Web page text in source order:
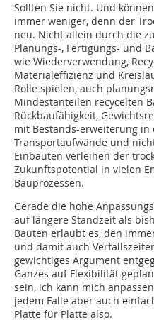
Sollten Sie nicht. Und
immer weniger, denn der
neu. Nicht allein durch die
Planungs-, Fertigungs- und
wie Wiederverwendung,
Materialeffizienz und
Rolle spielen, auch
Mindestanteilen recycelten
Rückbaufähigkeit,
mit Bestands-erweiterung
Transportaufwände und
Einbauten verleihen der
Zukunftspotential in vielen
Bauprozessen.
Gerade die hohe
auf längere Standzeit als
Bauten erlaubt es, den
und damit auch
gewichtiges Argument
Ganzes auf Flexibilität
sein, ich kann mich
jedem Falle aber auch
Platte für Platte also.